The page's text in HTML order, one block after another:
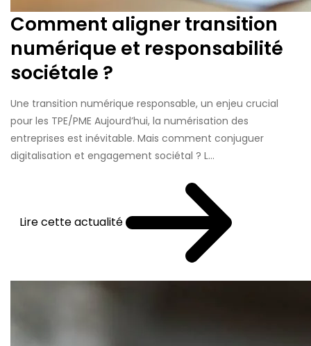
Comment aligner transition
numérique et responsabilité
sociétale ?
Une transition numérique responsable, un enjeu crucial
pour les TPE/PME Aujourd’hui, la numérisation des
entreprises est inévitable. Mais comment conjuguer
digitalisation et engagement sociétal ? L...
Lire cette actualité